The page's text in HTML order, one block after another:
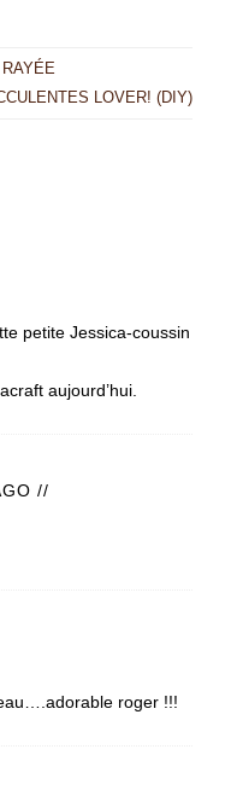
LOVER! (DIY)
petite Jessica-coussin
aujourd’hui.
//
roger !!!